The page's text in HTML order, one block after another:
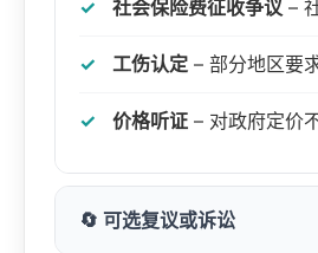
社会保险费征收争议 –
工伤认定 – 部分地区要
价格听证 – 对政府定价
🔄 可选复议或诉讼